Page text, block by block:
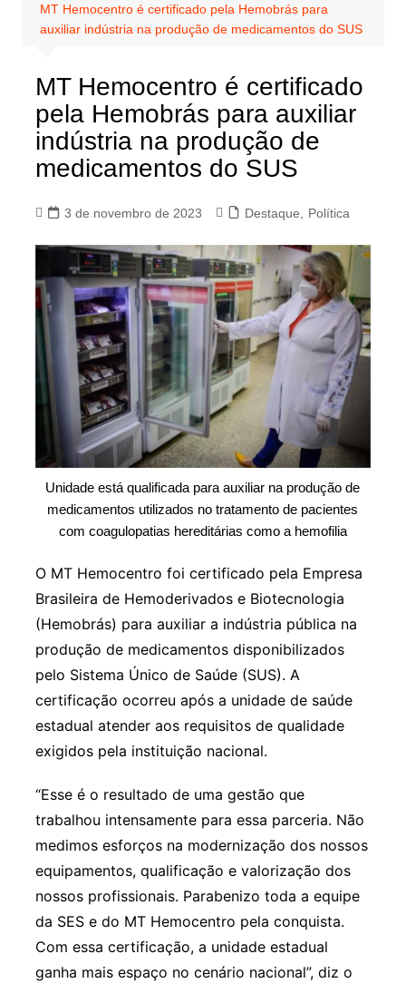
MT Hemocentro é certificado pela Hemobrás para
auxiliar indústria na produção de medicamentos do SUS
MT Hemocentro é certificado
pela Hemobrás para auxiliar
indústria na produção de
medicamentos do SUS
3 de novembro de 2023 Destaque Política
Unidade está qualificada para auxiliar na produção de
medicamentos utilizados no tratamento de pacientes
com coagulopatias hereditárias como a hemofilia
O MT Hemocentro foi certificado pela Empresa
Brasileira de Hemoderivados e Biotecnologia
(Hemobrás) para auxiliar a indústria pública na
produção de medicamentos disponibilizados
pelo Sistema Único de Saúde (SUS). A
certificação ocorreu após a unidade de saúde
estadual atender aos requisitos de qualidade
exigidos pela instituição nacional.
“Esse é o resultado de uma gestão que
trabalhou intensamente para essa parceria. Não
medimos esforços na modernização dos nossos
equipamentos, qualificação e valorização dos
nossos profissionais. Parabenizo toda a equipe
da SES e do MT Hemocentro pela conquista.
Com essa certificação, a unidade estadual
ganha mais espaço no cenário nacional”, diz o